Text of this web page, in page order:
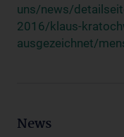
uns/news/
2016/klaus-
ausgezeichnet/
News